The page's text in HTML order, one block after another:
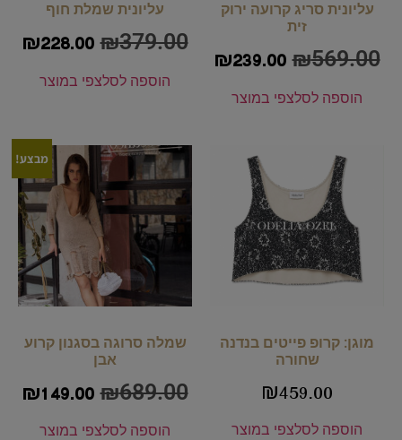
עליונית סריג קרועה ירוק
זית
₪569.00
₪239.00
הוספה לסלצפי במוצר
עליונית שמלת חוף
₪379.00
₪228.00
הוספה לסלצפי במוצר
מוגן: קרופ פייטים בנדנה
שחורה
₪459.00
הוספה לסלצפי במוצר
מבצע!
שמלה סרוגה בסגנון קרוע
אבן
₪689.00
₪149.00
הוספה לסלצפי במוצר